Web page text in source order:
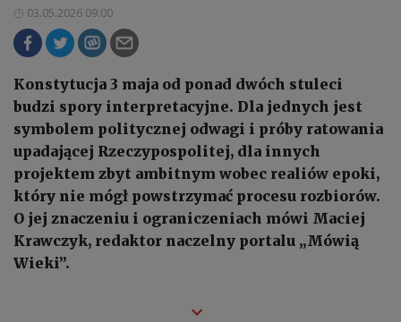
03.05.2026 09:00
Konstytucja 3 maja od ponad dwóch stuleci
budzi spory interpretacyjne. Dla jednych jest
symbolem politycznej odwagi i próby ratowania
upadającej Rzeczypospolitej, dla innych
projektem zbyt ambitnym wobec realiów epoki,
który nie mógł powstrzymać procesu rozbiorów.
O jej znaczeniu i ograniczeniach mówi Maciej
Krawczyk, redaktor naczelny portalu „Mówią
Wieki”.